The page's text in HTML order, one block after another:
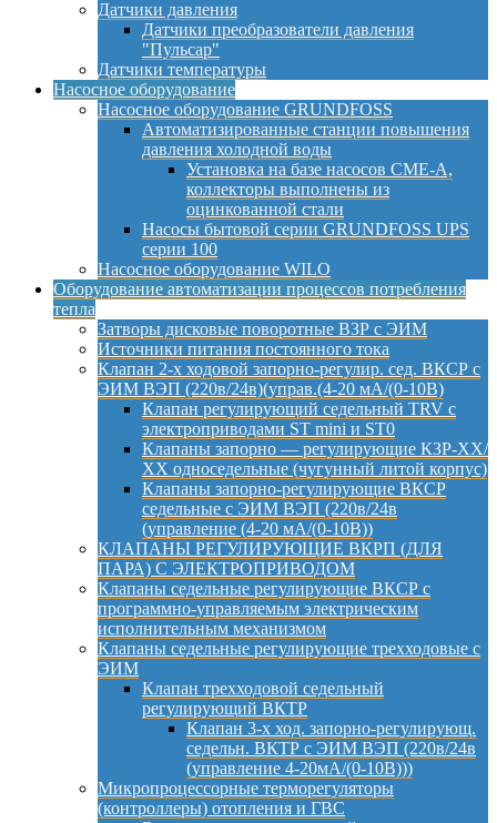
Датчики давления
Датчики преобразователи давления
"Пульсар"
Датчики температуры
Насосное оборудование
Насосное оборудование GRUNDFOSS
Автоматизированные станции повышения
давления холодной воды
Установка на базе насосов CME-A,
коллекторы выполнены из
оцинкованной стали
Насосы бытовой серии GRUNDFOSS UPS
серии 100
Насосное оборудование WILO
Оборудование автоматизации процессов потребления
тепла
Затворы дисковые поворотные ВЗР с ЭИМ
Источники питания постоянного тока
Клапан 2-х ходовой запорно-регулир. сед. ВКСР с
ЭИМ ВЭП (220в/24в)(управ.(4-20 мА/(0-10В)
Клапан регулирующий седельный TRV с
электроприводами ST mini и ST0
Клапаны запорно — регулирующие КЗР-ХХ/
ХХ односедельные (чугунный литой корпус)
Клапаны запорно-регулирующие ВКСР
седельные с ЭИМ ВЭП (220в/24в
(управление (4-20 мА/(0-10В))
КЛАПАНЫ РЕГУЛИРУЮЩИЕ ВКРП (ДЛЯ
ПАРА) С ЭЛЕКТРОПРИВОДОМ
Клапаны седельные регулирующие ВКСР с
программно-управляемым электрическим
исполнительным механизмом
Клапаны седельные регулирующие трехходовые с
ЭИМ
Клапан трехходовой седельный
регулирующий ВКТР
Клапан 3-х ход. запорно-регулирующ.
седельн. ВКТР с ЭИМ ВЭП (220в/24в
(управление 4-20мА/(0-10В)))
Микропроцессорные терморегуляторы
(контроллеры) отопления и ГВС